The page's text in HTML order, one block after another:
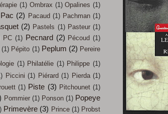
(1) Ombrax (1) Opalines (1)
Pac (2) Pacaud (1) Pachman (1)
(2) Pastels (1) Pasteur (1)
PC (1) Pecnard (2) Pécoud (1)
(1) Pépito (1) Peplum (2) Pereire
(1) Philatélie (1) Philippe (1)
Piccini (1) Piérard (1) Pierda (1)
(1) Piste (3) Pitchounet (1)
Pommier (1) Ponson (1) Popeye
Primevère (3) Prince (1) Probst